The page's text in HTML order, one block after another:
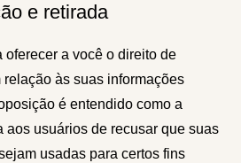
e retirada
oferecer a você o direito de
às suas informações
é entendido como a
aos usuários de recusar que suas
usadas para certos fins